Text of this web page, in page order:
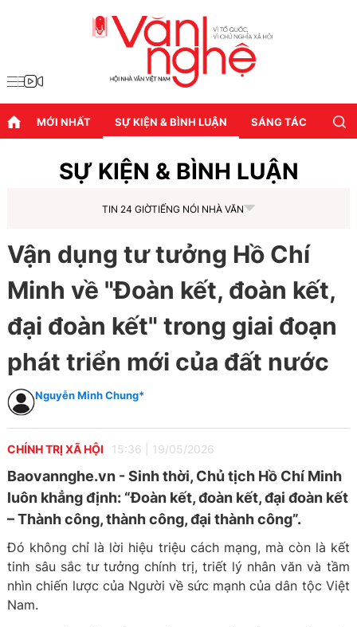
MỚI NHẤT SỰ KIỆN & BÌNH LUẬN SÁNG TÁC
SỰ KIỆN & BÌNH LUẬN
TIN 24 GIỜTIẾNG NÓI NHÀ VĂN
Vận dụng tư tưởng Hồ Chí
Minh về "Đoàn kết, đoàn kết,
đại đoàn kết" trong giai đoạn
phát triển mới của đất nước
Nguyễn Minh Chung*
CHÍNH TRỊ XÃ HỘI 15:36 19/05/2026
Baovannghe.vn - Sinh thời, Chủ tịch Hồ Chí Minh
luôn khẳng định: “Đoàn kết, đoàn kết, đại đoàn kết
– Thành công, thành công, đại thành công”.
Đó không chỉ là lời hiệu triệu cách mạng, mà còn là kết
tinh sâu sắc tư tưởng chính trị, triết lý nhân văn và tầm
nhìn chiến lược của Người về sức mạnh của dân tộc Việt
Nam.